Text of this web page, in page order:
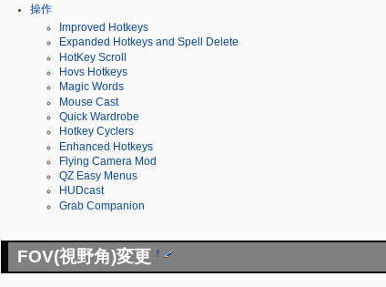
操作
Improved Hotkeys
Expanded Hotkeys and Spell Delete
HotKey Scroll
Hovs Hotkeys
Magic Words
Mouse Cast
Quick Wardrobe
Hotkey Cyclers
Enhanced Hotkeys
Flying Camera Mod
QZ Easy Menus
HUDcast
Grab Companion
FOV(視野角)変更 †